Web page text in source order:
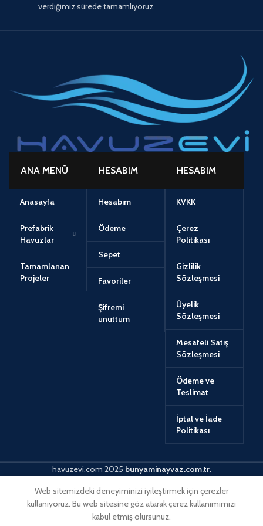
verdiğimiz sürede tamamlıyoruz.
ANA MENÜ
Anasayfa
Prefabrik
Havuzlar
Tamamlanan
Projeler
HESABIM
Hesabım
Ödeme
Sepet
Favoriler
Şifremi
unuttum
HESABIM
KVKK
Çerez
Politikası
Gizlilik
Sözleşmesi
Üyelik
Sözleşmesi
Mesafeli Satış
Sözleşmesi
Ödeme ve
Teslimat
İptal ve İade
Politikası
havuzevi.com 2025 bunyaminayvaz.com.tr.
Web sitemizdeki deneyiminizi iyileştirmek için çerezler
kullanıyoruz. Bu web sitesine göz atarak çerez kullanımımızı
kabul etmiş olursunuz.